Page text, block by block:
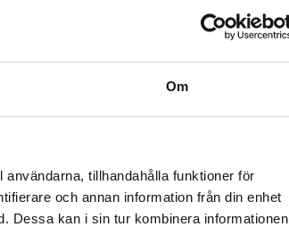
Om
tillhandahålla funktioner för
och annan information från din enhet
Dessa kan i sin tur kombinera informationen